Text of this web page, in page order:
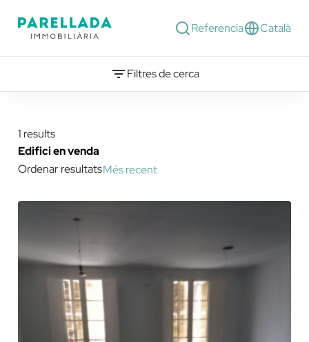
Referencia Català
Filtres de cerca
1 results
Edifici en venda
Ordenar resultatsMés recent